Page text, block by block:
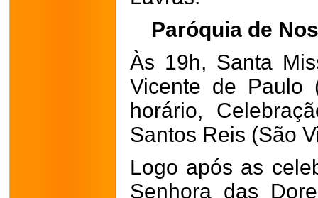
Paróquia de
Às 19h, Santa
Vicente de Paulo
horário,
Santos Reis (São
Logo após as
Senhora das